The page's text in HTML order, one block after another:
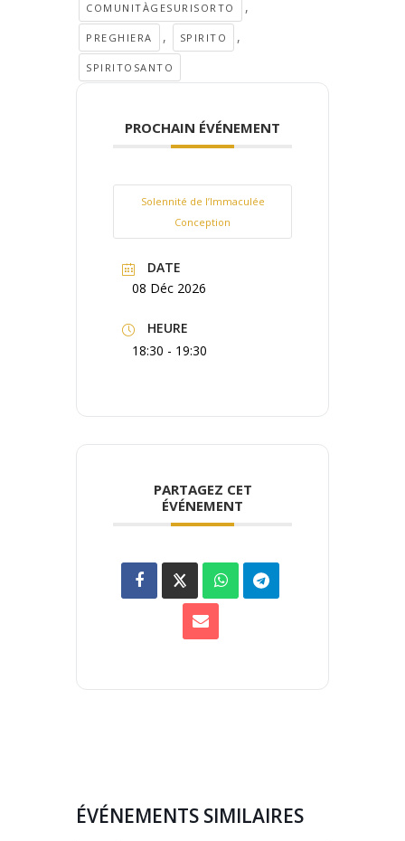
COMUNITÀGESURISORTO ,
PREGHIERA , SPIRITO ,
SPIRITOSANTO
PROCHAIN ÉVÉNEMENT
Solennité de l’Immaculée
Conception
DATE
08 Déc 2026
HEURE
18:30 - 19:30
PARTAGEZ CET
ÉVÉNEMENT
ÉVÉNEMENTS SIMILAIRES